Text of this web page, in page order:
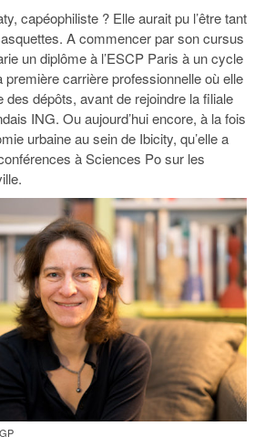
capéophiliste ? Elle aurait pu l’être tant
A commencer par son cursus
un diplôme à l’ESCP Paris à un cycle
première carrière professionnelle où elle
dépôts, avant de rejoindre la filiale
ING. Ou aujourd’hui encore, à la fois
urbaine au sein de Ibicity, qu’elle a
à Sciences Po sur les